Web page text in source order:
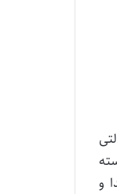
و